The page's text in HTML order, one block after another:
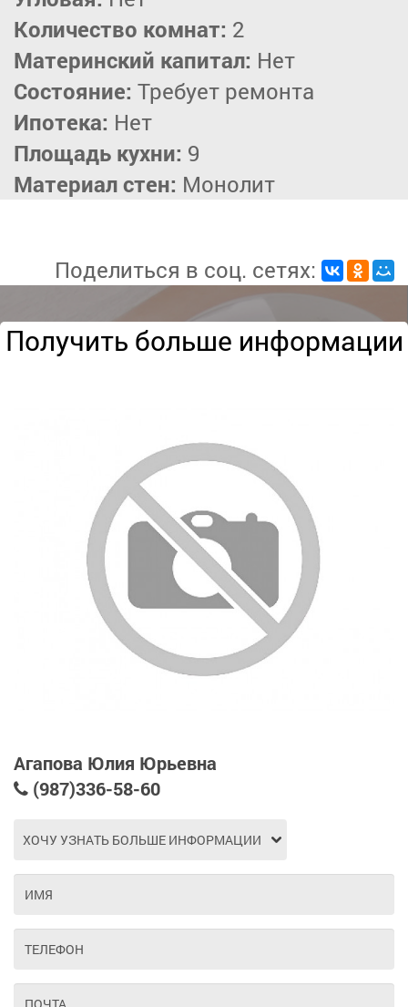
Количество комнат: 2
Материнский капитал: Нет
Состояние: Требует ремонта
Ипотека: Нет
Площадь кухни: 9
Материал стен: Монолит
Поделиться в соц. сетях:
Получить больше информации
Агапова Юлия Юрьевна
(987)336-58-60